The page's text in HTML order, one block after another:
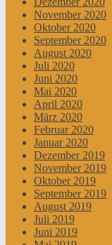
November 2020
Oktober 2020
September 2020
August 2020
Juli 2020
Juni 2020
Mai 2020
April 2020
März 2020
Februar 2020
Januar 2020
Dezember 2019
November 2019
Oktober 2019
September 2019
August 2019
Juli 2019
Juni 2019